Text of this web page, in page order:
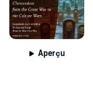
Aperçu